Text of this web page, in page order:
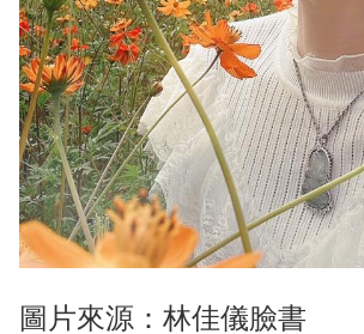
圖片來源：林佳儀臉書